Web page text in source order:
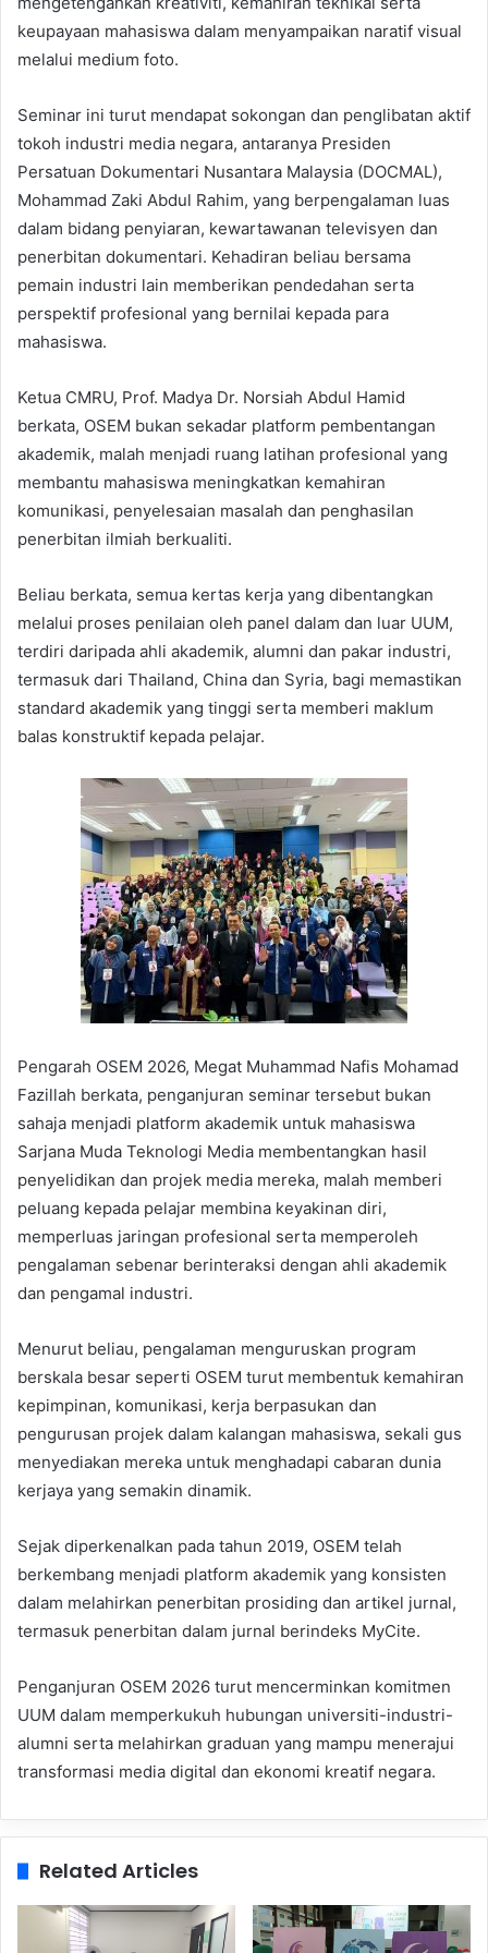
keupayaan mahasiswa dalam menyampaikan naratif visual
melalui medium foto.
Seminar ini turut mendapat sokongan dan penglibatan aktif
tokoh industri media negara, antaranya Presiden
Persatuan Dokumentari Nusantara Malaysia (DOCMAL),
Mohammad Zaki Abdul Rahim, yang berpengalaman luas
dalam bidang penyiaran, kewartawanan televisyen dan
penerbitan dokumentari. Kehadiran beliau bersama
pemain industri lain memberikan pendedahan serta
perspektif profesional yang bernilai kepada para
mahasiswa.
Ketua CMRU, Prof. Madya Dr. Norsiah Abdul Hamid
berkata, OSEM bukan sekadar platform pembentangan
akademik, malah menjadi ruang latihan profesional yang
membantu mahasiswa meningkatkan kemahiran
komunikasi, penyelesaian masalah dan penghasilan
penerbitan ilmiah berkualiti.
Beliau berkata, semua kertas kerja yang dibentangkan
melalui proses penilaian oleh panel dalam dan luar UUM,
terdiri daripada ahli akademik, alumni dan pakar industri,
termasuk dari Thailand, China dan Syria, bagi memastikan
standard akademik yang tinggi serta memberi maklum
balas konstruktif kepada pelajar.
Pengarah OSEM 2026, Megat Muhammad Nafis Mohamad
Fazillah berkata, penganjuran seminar tersebut bukan
sahaja menjadi platform akademik untuk mahasiswa
Sarjana Muda Teknologi Media membentangkan hasil
penyelidikan dan projek media mereka, malah memberi
peluang kepada pelajar membina keyakinan diri,
memperluas jaringan profesional serta memperoleh
pengalaman sebenar berinteraksi dengan ahli akademik
dan pengamal industri.
Menurut beliau, pengalaman menguruskan program
berskala besar seperti OSEM turut membentuk kemahiran
kepimpinan, komunikasi, kerja berpasukan dan
pengurusan projek dalam kalangan mahasiswa, sekali gus
menyediakan mereka untuk menghadapi cabaran dunia
kerjaya yang semakin dinamik.
Sejak diperkenalkan pada tahun 2019, OSEM telah
berkembang menjadi platform akademik yang konsisten
dalam melahirkan penerbitan prosiding dan artikel jurnal,
termasuk penerbitan dalam jurnal berindeks MyCite.
Penganjuran OSEM 2026 turut mencerminkan komitmen
UUM dalam memperkukuh hubungan universiti-industri-
alumni serta melahirkan graduan yang mampu menerajui
transformasi media digital dan ekonomi kreatif negara.
Related Articles